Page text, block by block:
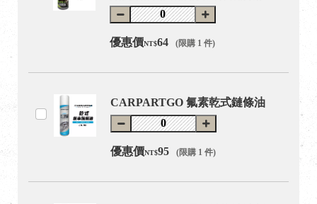
優惠價NT$64 (限購 1 件)
CARPARTGO 氟素乾式鏈條油
優惠價NT$95 (限購 1 件)